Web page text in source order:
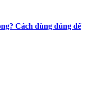
Cách dùng đúng để